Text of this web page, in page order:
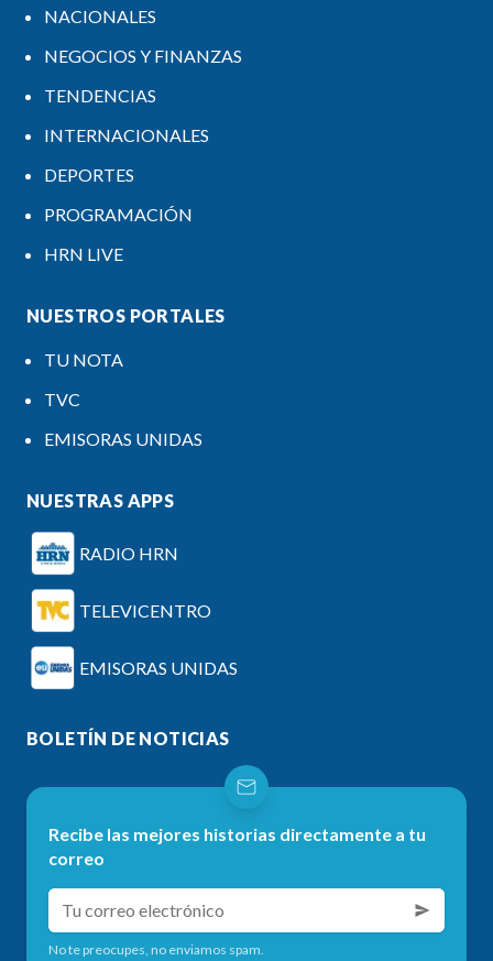
NACIONALES
NEGOCIOS Y FINANZAS
TENDENCIAS
INTERNACIONALES
DEPORTES
PROGRAMACIÓN
HRN LIVE
NUESTROS PORTALES
TU NOTA
TVC
EMISORAS UNIDAS
NUESTRAS APPS
RADIO HRN
TELEVICENTRO
EMISORAS UNIDAS
BOLETÍN DE NOTICIAS
Recibe las mejores historias directamente a tu
correo
No te preocupes, no enviamos spam.